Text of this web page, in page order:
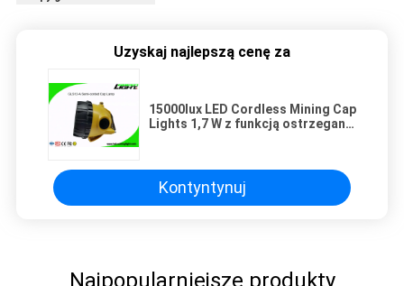
Uzyskaj najlepszą cenę za
15000lux LED Cordless Mining Cap
Lights 1,7 W z funkcją ostrzegania
Kontyntynuj
Najpopularniejsze produkty